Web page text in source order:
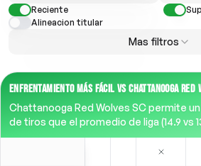
Reciente
Alineacion titular
Mas filtros
ENFRENTAMIENTO MÁS FÁCIL VS CHATTANOOGA RED
Chattanooga Red Wolves SC permite un
de tiros que el promedio de liga (14.9 vs